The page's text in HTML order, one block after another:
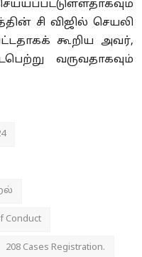
சி விஜில் செயலி
கூறிய அவர்,
வருவதாகவும்
Conduct
208 Cases Registration.